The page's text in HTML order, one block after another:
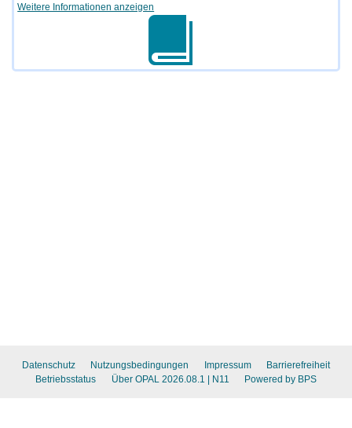
Weitere Informationen anzeigen
Datenschutz Nutzungsbedingungen Impressum
Barrierefreiheit
Betriebsstatus
Über OPAL 2026.08.1 | N11 Powered by BPS